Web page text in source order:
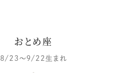
おとめ座
8/23～9/22生まれ